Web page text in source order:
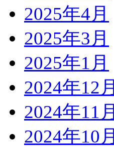
2025年4月
2025年3月
2025年1月
2024年12月
2024年11月
2024年10月